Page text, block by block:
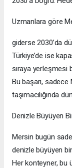
Uzmanlara göre
giderse 2030’da
Türkiye’de ise
sıraya yerleşmesi
Bu başarı, sadece
taşımacılığında
Denizle Büyüyen
Mersin bugün
denizle büyüyen
Her konteyner, bu